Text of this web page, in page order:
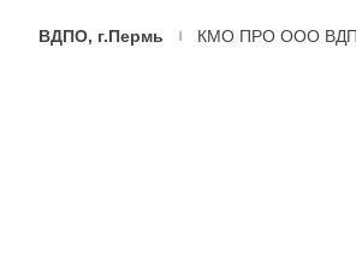
ВДПО, г.Пермь КМО ПРО ООО